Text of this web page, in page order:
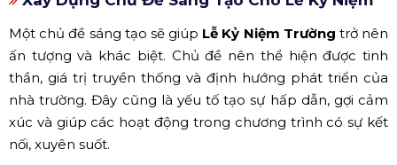
Một chủ đề sáng tạo sẽ giúp Lễ Kỷ Niệm Trường trở nên
ấn tượng và khác biệt. Chủ đề nên thể hiện được tinh
thần, giá trị truyền thống và định hướng phát triển của
nhà trường. Đây cũng là yếu tố tạo sự hấp dẫn, gợi cảm
xúc và giúp các hoạt động trong chương trình có sự kết
nối, xuyên suốt.